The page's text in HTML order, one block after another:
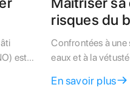
est
risques du
Confrontées à une
eaux et à la
d'assurance. Ce
En savoir plus